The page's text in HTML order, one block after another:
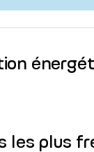
les plus